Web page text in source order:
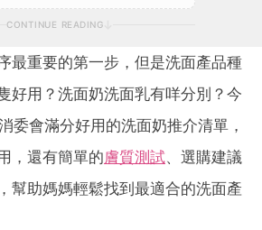
CONTINUE READING
最重要的第一步，但是洗面產品種
好用？洗面奶洗面乳有咩分別？今
委會滿分好用的洗面奶推介清單，
，還有簡單的膚質測試、選購建議
幫助媽媽輕鬆找到最適合的洗面產